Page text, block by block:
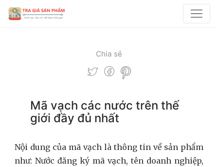
Chia sẻ
Mã vạch các nước trên thế
giới đầy đủ nhất
Nội dung của mã vạch là thông tin về sản phẩm
như: Nước đăng ký mã vạch, tên doanh nghiệp,